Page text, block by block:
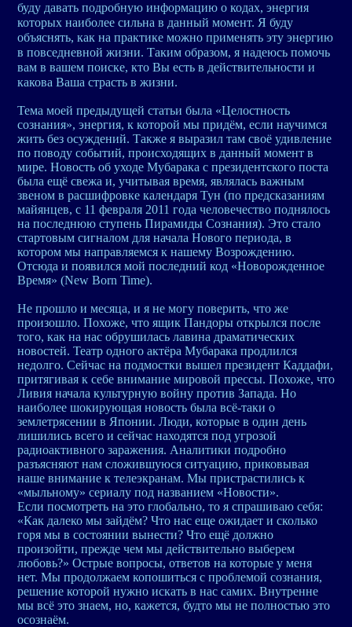
буду давать подробную информацию о кодах, энергия
которых наиболее сильна в данный момент. Я буду
объяснять, как на практике можно применять эту энергию
в повседневной жизни. Таким образом, я надеюсь помочь
вам в вашем поиске, кто Вы есть в действительности и
какова Ваша страсть в жизни.
Тема моей предыдущей статьи была «Целостность
сознания», энергия, к которой мы придём, если научимся
жить без осуждений. Также я выразил там своё удивление
по поводу событий, происходящих в данный момент в
мире. Новость об уходе Мубарака с президентского поста
была ещё свежа и, учитывая время, являлась важным
звеном в расшифровке календаря Тун (по предсказаниям
майянцев, с 11 февраля 2011 года человечество поднялось
на последнюю ступень Пирамиды Сознания). Это стало
стартовым сигналом для начала Нового периода, в
котором мы направляемся к нашему Возрождению.
Отсюда и появился мой последний код «Новорожденное
Время» (New Born Time).
Не прошло и месяца, и я не могу поверить, что же
произошло. Похоже, что ящик Пандоры открылся после
того, как на нас обрушилась лавина драматических
новостей. Театр одного актёра Мубарака продлился
недолго. Сейчас на подмостки вышел президент Каддафи,
притягивая к себе внимание мировой прессы. Похоже, что
Ливия начала культурную войну против Запада. Но
наиболее шокирующая новость была всё-таки о
землетрясении в Японии. Люди, которые в один день
лишились всего и сейчас находятся под угрозой
радиоактивного заражения. Аналитики подробно
разъясняют нам сложившуюся ситуацию, приковывая
наше внимание к телеэкранам. Мы пристрастились к
«мыльному» сериалу под названием «Новости».
Если посмотреть на это глобально, то я спрашиваю себя:
«Как далеко мы зайдём? Что нас еще ожидает и сколько
горя мы в состоянии вынести? Что ещё должно
произойти, прежде чем мы действительно выберем
любовь?» Острые вопросы, ответов на которые у меня
нет. Мы продолжаем копошиться с проблемой сознания,
решение которой нужно искать в нас самих. Внутренне
мы всё это знаем, но, кажется, будто мы не полностью это
осознаём.